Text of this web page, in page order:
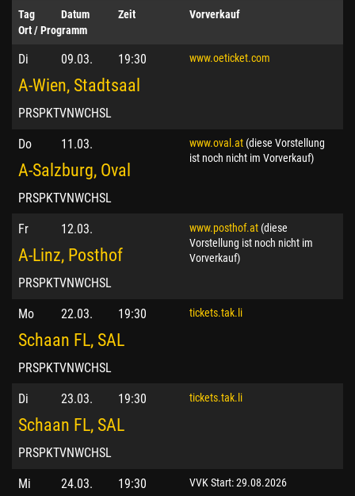
Tag Datum
Zeit
Ort / Programm
Vorverkauf
Di 09.03. 19:30
A-Wien, Stadtsaal
PRSPKTVNWCHSL
www.oeticket.com
Do 11.03.
A-Salzburg, Oval
PRSPKTVNWCHSL
www.oval.at (diese Vorstellung
ist noch nicht im Vorverkauf)
Fr 12.03.
A-Linz, Posthof
PRSPKTVNWCHSL
www.posthof.at (diese
Vorstellung ist noch nicht im
Vorverkauf)
Mo 22.03. 19:30
Schaan FL, SAL
PRSPKTVNWCHSL
tickets.tak.li
Di 23.03. 19:30
Schaan FL, SAL
PRSPKTVNWCHSL
tickets.tak.li
Mi 24.03. 19:30 VVK Start: 29.08.2026